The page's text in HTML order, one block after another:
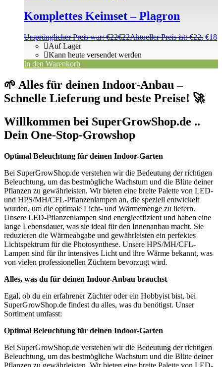
Komplettes Keimset – Plagron
Ursprünglicher Preis war: €22€22Aktueller Preis ist: €22. €18
Auf Lager
Kann heute versendet werden
In den Warenkorb
🌱 Alles für deinen Indoor-Anbau –
Schnelle Lieferung und beste Preise! 🚀
Willkommen bei SuperGrowShop.de ..
Dein One-Stop-Growshop
Optimal Beleuchtung für deinen Indoor-Garten
Bei SuperGrowShop.de verstehen wir die Bedeutung der richtigen
Beleuchtung, um das bestmögliche Wachstum und die Blüte deiner
Pflanzen zu gewährleisten. Wir bieten eine breite Palette von LED-
und HPS/MH/CFL-Pflanzenlampen an, die speziell entwickelt
wurden, um die optimale Licht- und Wärmemenge zu liefern.
Unsere LED-Pflanzenlampen sind energieeffizient und haben eine
lange Lebensdauer, was sie ideal für den Innenanbau macht. Sie
reduzieren die Wärmeabgabe und gewährleisten ein perfektes
Lichtspektrum für die Photosynthese. Unsere HPS/MH/CFL-
Lampen sind für ihr intensives Licht und ihre Wärme bekannt, was
von vielen professionellen Züchtern bevorzugt wird.
Alles, was du für deinen Indoor-Anbau brauchst
Egal, ob du ein erfahrener Züchter oder ein Hobbyist bist, bei
SuperGrowShop.de findest du alles, was du benötigst. Unser
Sortiment umfasst:
Optimal Beleuchtung für deinen Indoor-Garten
Bei SuperGrowShop.de verstehen wir die Bedeutung der richtigen
Beleuchtung, um das bestmögliche Wachstum und die Blüte deiner
Pflanzen zu gewährleisten. Wir bieten eine breite Palette von LED-